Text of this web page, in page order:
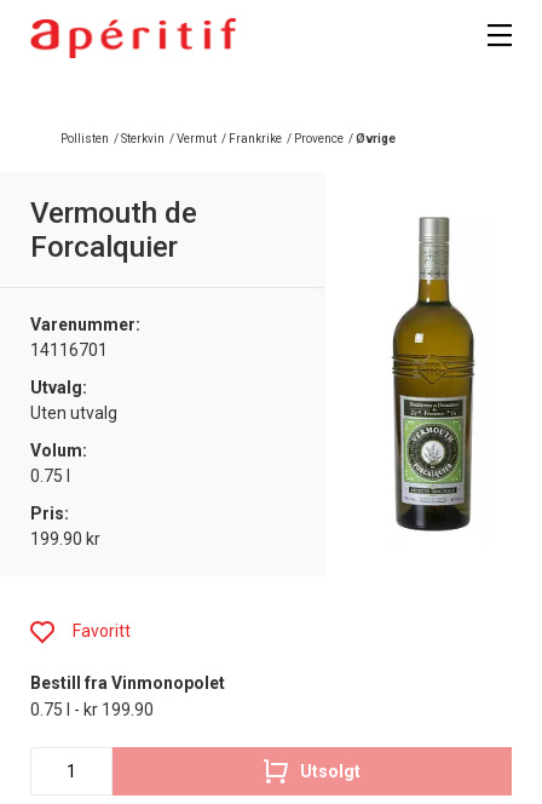
Pollisten /Sterkvin /Vermut / Frankrike / Provence /Øvrige
Vermouth de
Forcalquier
Varenummer:
14116701
Utvalg:
Uten utvalg
Volum:
0.75 l
Pris:
199.90 kr
Favoritt
Bestill fra Vinmonopolet
0.75 l - kr 199.90
Utsolgt